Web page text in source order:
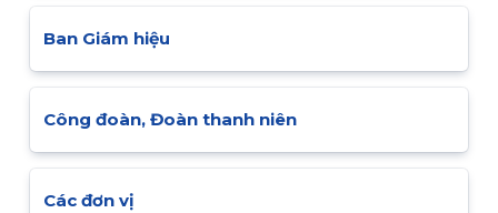
Ban Giám hiệu
Công đoàn, Đoàn thanh niên
Các đơn vị